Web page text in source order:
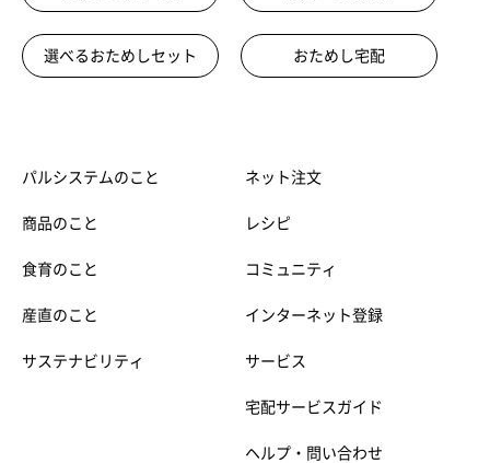
選べるおためしセット おためし宅配
パルシステムのこと
商品のこと
食育のこと
産直のこと
サステナビリティ
ネット注文
レシピ
コミュニティ
インターネット登録
サービス
宅配サービスガイド
ヘルプ・問い合わせ